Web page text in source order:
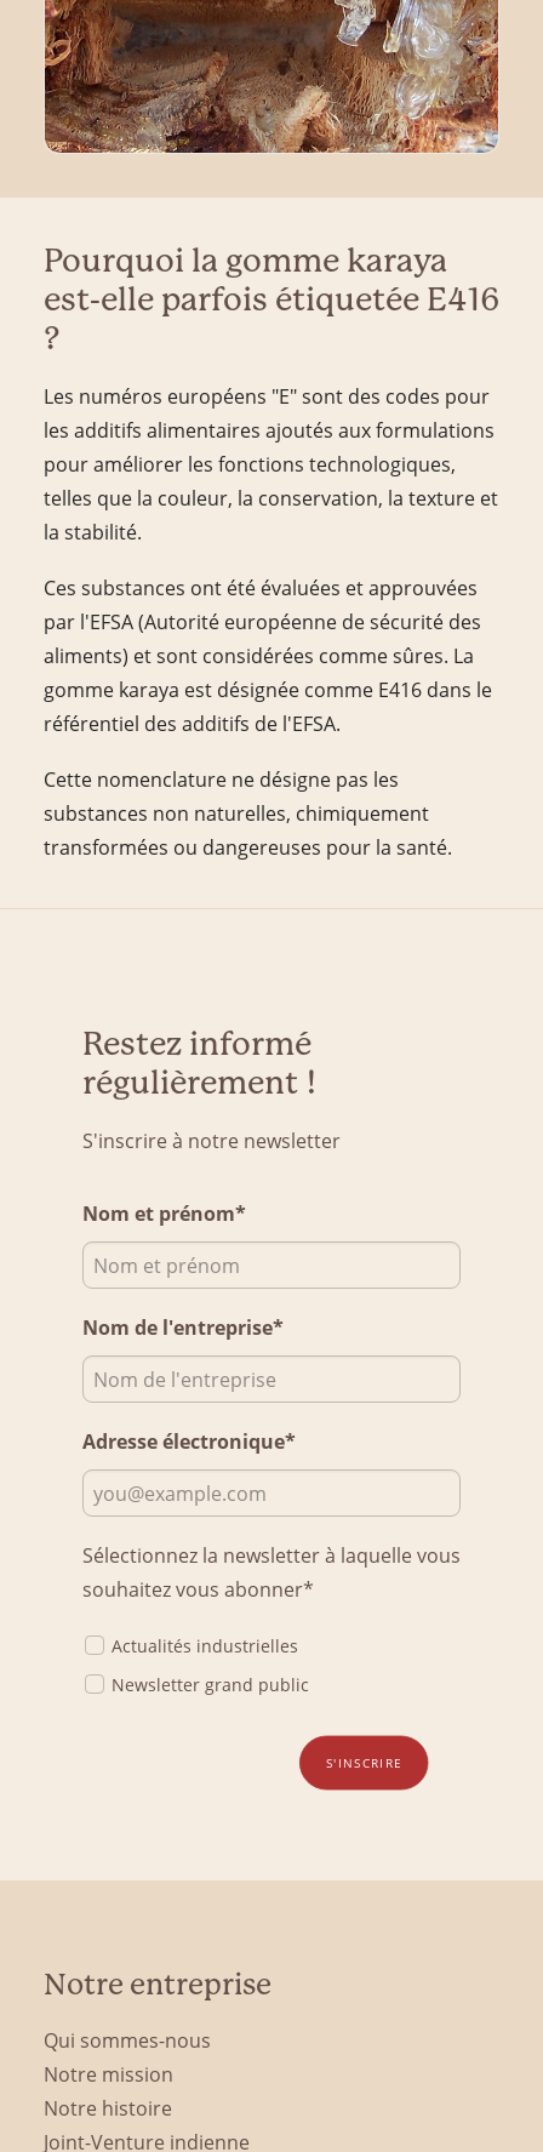
Pourquoi la gomme karaya
est-elle parfois étiquetée E416
?
Les numéros européens "E" sont des codes pour
les additifs alimentaires ajoutés aux formulations
pour améliorer les fonctions technologiques,
telles que la couleur, la conservation, la texture et
la stabilité.
Ces substances ont été évaluées et approuvées
par l'EFSA (Autorité européenne de sécurité des
aliments) et sont considérées comme sûres. La
gomme karaya est désignée comme E416 dans le
référentiel des additifs de l'EFSA.
Cette nomenclature ne désigne pas les
substances non naturelles, chimiquement
transformées ou dangereuses pour la santé.
Restez informé
régulièrement !
S'inscrire à notre newsletter
Nom et prénom*
Nom de l'entreprise*
Adresse électronique*
Sélectionnez la newsletter à laquelle vous
souhaitez vous abonner*
Actualités industrielles
Newsletter grand public
S'INSCRIRE
Notre entreprise
Qui sommes-nous
Notre mission
Notre histoire
Joint-Venture indienne